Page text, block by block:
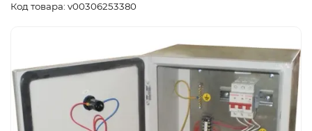
Код товара: v00306253380